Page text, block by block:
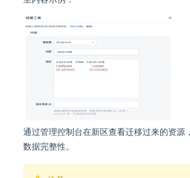
通过管理控制台在新区查看迁移过来的资源
数据完整性。